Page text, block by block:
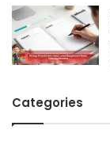
Categories